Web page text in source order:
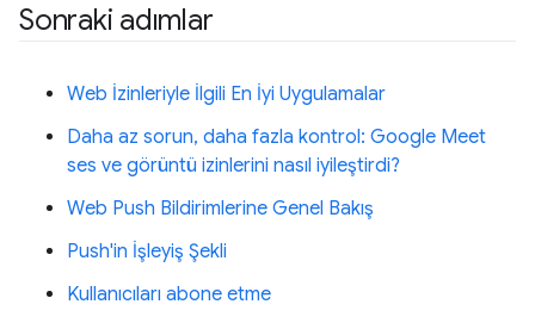
Sonraki adımlar
Web İzinleriyle İlgili En İyi Uygulamalar
Daha az sorun, daha fazla kontrol: Google Meet
ses ve görüntü izinlerini nasıl iyileştirdi?
Web Push Bildirimlerine Genel Bakış
Push'in İşleyiş Şekli
Kullanıcıları abone etme